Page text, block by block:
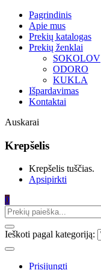
Pagrindinis
Apie mus
Prekių katalogas
Prekių ženklai
SOKOLOV
ODORO
KUKLA
Išpardavimas
Kontaktai
Auskarai
Krepšelis
Krepšelis tuščias.
Apsipirkti
0
Ieškoti pagal kategoriją:
Prisijungti